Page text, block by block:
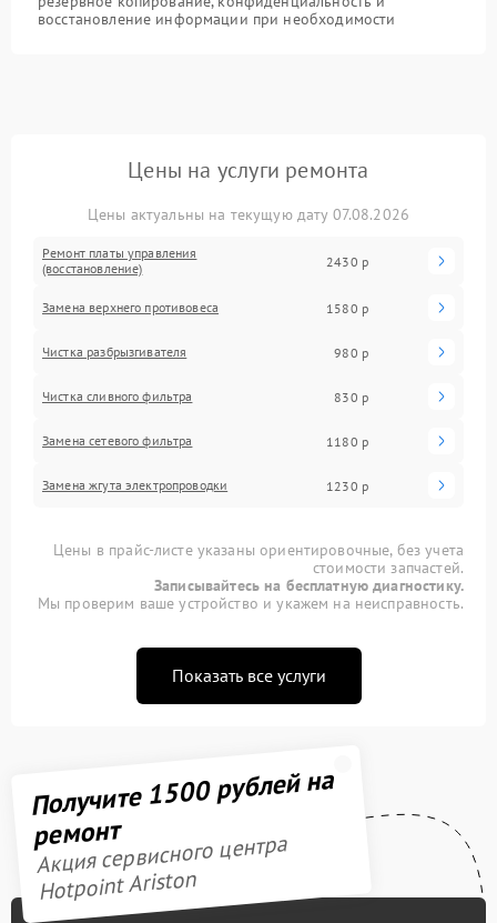
восстановление информации при необходимости
Цены на услуги ремонта
Цены актуальны на текущую дату 07.08.2026
Ремонт платы управления
(восстановление)
2430 р
Замена верхнего противовеса 1580 р
Чистка разбрызгивателя 980 р
Чистка сливного фильтра 830 р
Замена сетевого фильтра 1180 р
Замена жгута электропроводки 1230 р
Цены в прайс-листе указаны ориентировочные, без учета
стоимости запчастей.
Записывайтесь на бесплатную диагностику.
Мы проверим ваше устройство и укажем на неисправность.
Показать все услуги
Получите 1500 рублей на
ремонт
Акция сервисного центра
Hotpoint Ariston